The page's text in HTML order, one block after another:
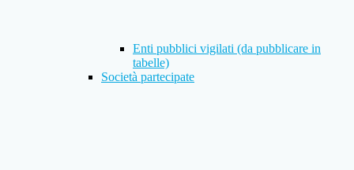
Enti pubblici vigilati (da pubblicare in
tabelle)
Società partecipate